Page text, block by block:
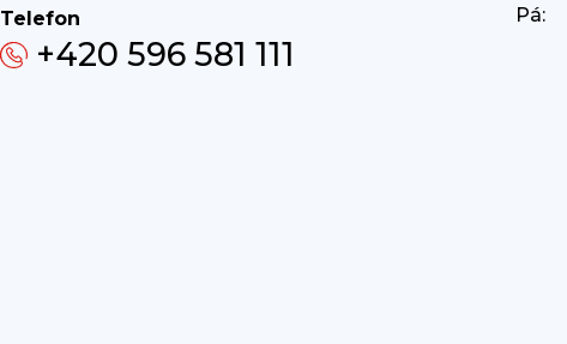
Telefon
+420 596 581 111
Pá: